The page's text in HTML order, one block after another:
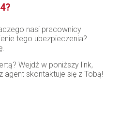
nasi pracownicy
tego ubezpieczenia?
Wejdź w poniższy link,
agent skontaktuje się z Tobą!